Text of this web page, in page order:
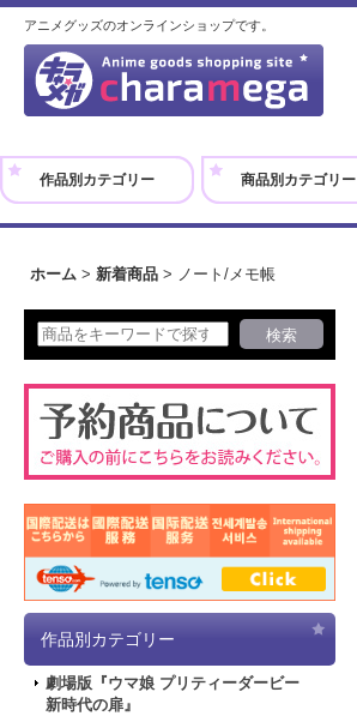
アニメグッズのオンラインショップです。
作品別カテゴリー 商品別カテゴリー
ホーム > 新着商品 > ノート/メモ帳
作品別カテゴリー
劇場版『ウマ娘 プリティーダービー
新時代の扉』